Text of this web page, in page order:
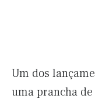
Um dos
uma prancha